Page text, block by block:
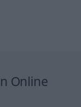
Online